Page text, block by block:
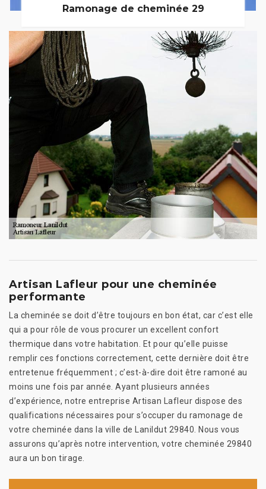
Ramonage de cheminée 29
Artisan Lafleur pour une cheminée
performante
La cheminée se doit d’être toujours en bon état, car c’est elle
qui a pour rôle de vous procurer un excellent confort
thermique dans votre habitation. Et pour qu’elle puisse
remplir ces fonctions correctement, cette dernière doit être
entretenue fréquemment ; c’est-à-dire doit être ramoné au
moins une fois par année. Ayant plusieurs années
d’expérience, notre entreprise Artisan Lafleur dispose des
qualifications nécessaires pour s’occuper du ramonage de
votre cheminée dans la ville de Lanildut 29840. Nous vous
assurons qu’après notre intervention, votre cheminée 29840
aura un bon tirage.